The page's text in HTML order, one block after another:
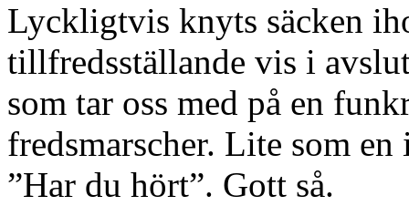
Lyckligtvis knyts säcken
tillfredsställande vis i
som tar oss med på en
fredsmarscher. Lite som
”Har du hört”. Gott så.